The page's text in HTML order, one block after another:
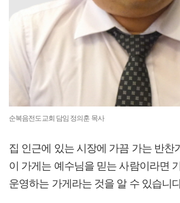
순복음전도교회 담임 정의훈 목사
집 인근에 있는 시장에 가끔 가는 반찬
이 가게는 예수님을 믿는 사람이라면
운영하는 가게라는 것을 알 수 있습니